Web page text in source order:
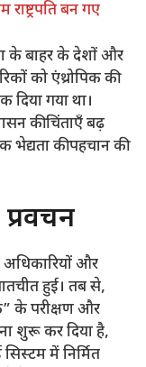
राष्ट्रपति बन गए
के बाहर के देशों और
को एंथ्रोपिक की
गया था।
की चिंताएँ बढ़
की पहचान की
प्रवचन
और
हुई। तब से,
के परीक्षण और
शुरू कर दिया है,
में निर्मित